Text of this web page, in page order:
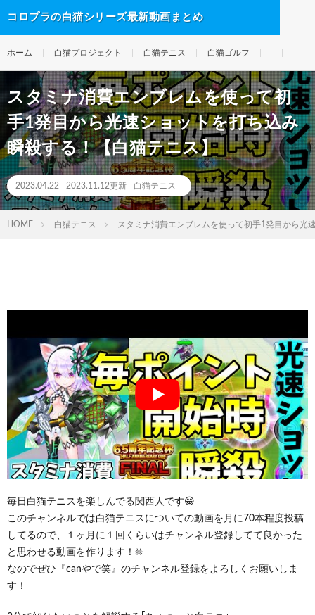
コロプラの白猫シリーズ最新動画まとめ
ホーム 白猫プロジェクト 白猫テニス 白猫ゴルフ
スタミナ消費エンブレムを使って初
手1発目から光速ショットを打ち込み
瞬殺する！【白猫テニス】
2023.04.22 2023.11.12更新 白猫テニス
HOME 白猫テニス スタミナ消費エンブレムを使って初手1発目から光
毎日白猫テニスを楽しんでる関西人です😁
このチャンネルでは白猫テニスについての動画を月に70本程度投稿
してるので、１ヶ月に１回くらいはチャンネル登録してて良かった
と思わせる動画を作ります！☀️
なのでぜひ『canやで笑』のチャンネル登録をよろしくお願いしま
す！